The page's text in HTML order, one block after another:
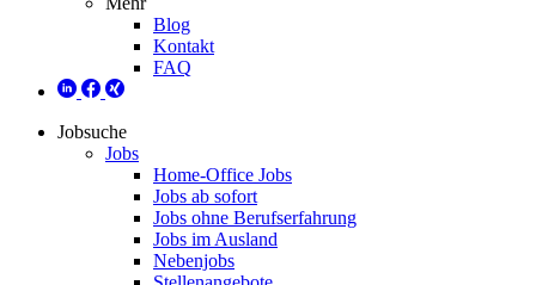
Blog
Kontakt
FAQ
Jobsuche
Jobs
Home-Office Jobs
Jobs ab sofort
Jobs ohne Berufserfahrung
Jobs im Ausland
Nebenjobs